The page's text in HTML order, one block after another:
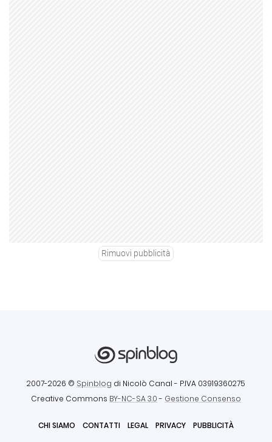
Rimuovi pubblicità
2007-2026 © Spinblog di Nicolò Canal - P.IVA 03919360275
Creative Commons BY-NC-SA 3.0- Gestione Consenso
CHI SIAMO CONTATTI LEGAL PRIVACY PUBBLICITÀ